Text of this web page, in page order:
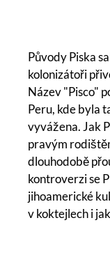
Původy Piska
kolonizátoři
Název "Pisco"
Peru, kde byla
vyvážena. Jak
pravým
dlouhodobě
kontroverzi se
jihoamerické
v koktejlech i